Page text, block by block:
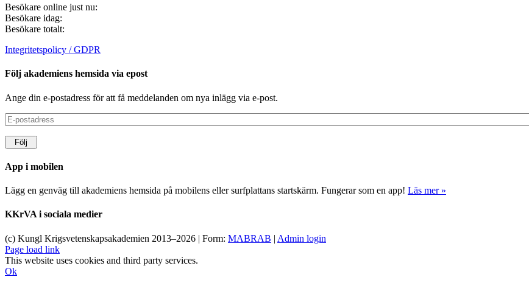
Besökare online just nu:
Besökare idag:
Besökare totalt:
Integritetspolicy / GDPR
Följ akademiens hemsida via epost
Ange din e-postadress för att få meddelanden om nya inlägg via e-post.
E-
postadress
Följ
App i mobilen
Lägg en genväg till akademiens hemsida på mobilens eller surfplattans startskärm. Fungerar som en app! Läs mer »
KKrVA i sociala medier
(c) Kungl Krigsvetenskapsakademien 2013–2026 | Form: MABRAB | Admin login
Page load link
This website uses cookies and third party services.
Ok